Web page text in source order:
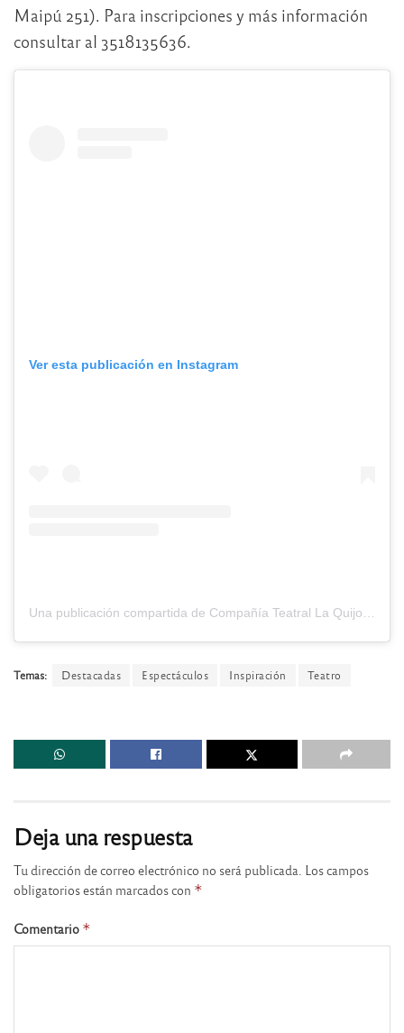
Maipú 251). Para inscripciones y más información
consultar al 3518135636.
Ver esta publicación en Instagram
Temas: Destacadas Espectáculos Inspiración Teatro
Deja una respuesta
Tu dirección de correo electrónico no será publicada. Los campos
obligatorios están marcados con *
Comentario *